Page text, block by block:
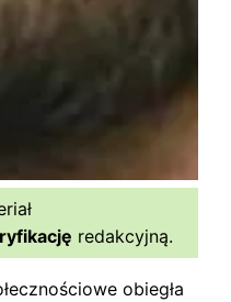
redakcyjną.
obiegła